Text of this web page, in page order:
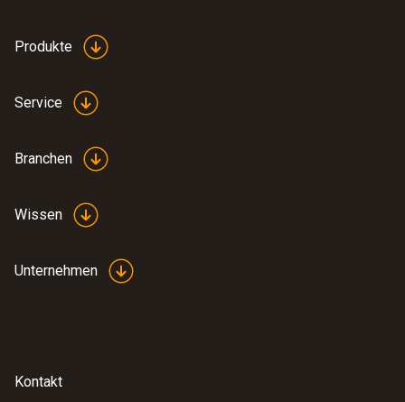
Produkte
Service
Branchen
Wissen
Unternehmen
Kontakt